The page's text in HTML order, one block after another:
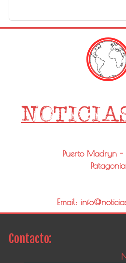
Puerto Madryn
Patagonia
Email:
Contacto: